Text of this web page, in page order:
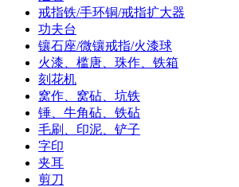
戒指铁/手环铜/戒指扩大器
功夫台
镶石座/微镶戒指/火漆球
火漆、槛唐、珠作、铁箱
刻花机
窝作、窝砧、坑铁
锤、牛角砧、铁砧
毛刷、印泥、铲子
字印
夹耳
剪刀